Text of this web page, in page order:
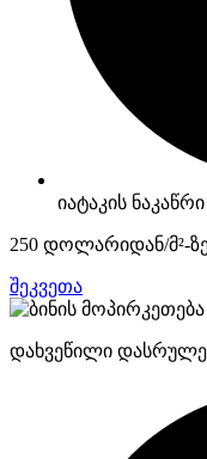
იატაკის
250 დოლარიდან/მ²-
შეკვეთა
დახვეწილი